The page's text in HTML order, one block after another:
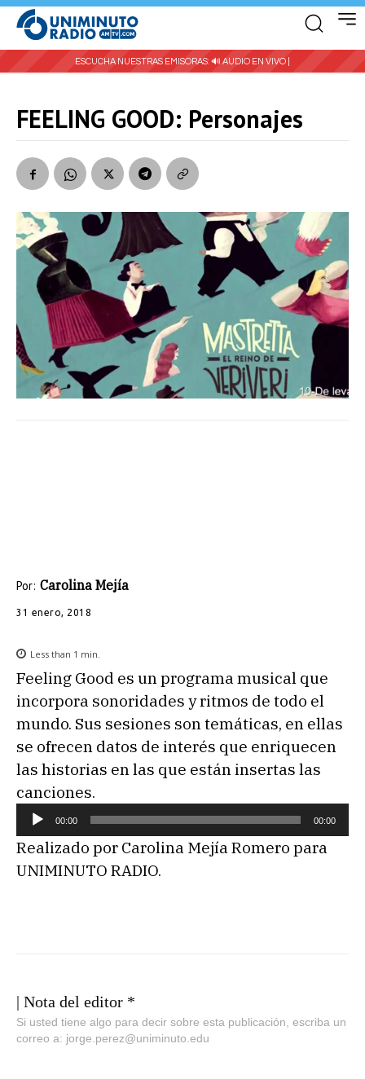
ESCUCHA NUESTRAS EMISORAS: 🔊 AUDIO EN VIVO |
FEELING GOOD: Personajes
Por: Carolina Mejía
31 enero, 2018
Less than 1 min.
Feeling Good es un programa musical que
incorpora sonoridades y ritmos de todo el
mundo. Sus sesiones son temáticas, en ellas
se ofrecen datos de interés que enriquecen
las historias en las que están insertas las
canciones.
e
p
r
t
o
r
00:00 00:00
Realizado por Carolina Mejía Romero para
UNIMINUTO RADIO.
| Nota del editor *
Si usted tiene algo para decir sobre esta publicación, escriba un
correo a: jorge.perez@uniminuto.edu